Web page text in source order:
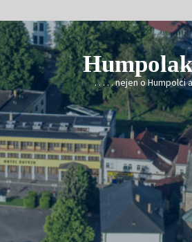
. . . . . nejen o Humpolci